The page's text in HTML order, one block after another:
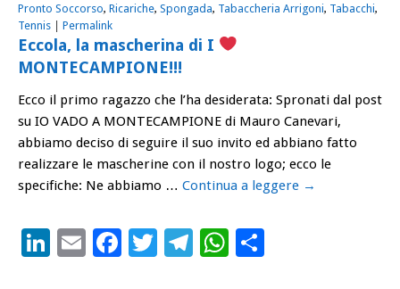
Pronto Soccorso, Ricariche, Spongada, Tabaccheria Arrigoni, Tabacchi,
Tennis | Permalink
Eccola, la mascherina di I
MONTECAMPIONE!!!
Ecco il primo ragazzo che l’ha desiderata: Spronati dal post
su IO VADO A MONTECAMPIONE di Mauro Canevari,
abbiamo deciso di seguire il suo invito ed abbiano fatto
realizzare le mascherine con il nostro logo; ecco le
specifiche: Ne abbiamo … Continua a leggere →
LinkedIn
EmailFacebook
Twitter
Telegram
WhatsApp